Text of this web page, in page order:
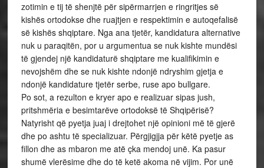
zotimin e tij të shenjtë për sipërmarrjen e ringritjes së
kishës ortodokse dhe ruajtjen e respektimin e autoqefalisë
së kishës shqiptare. Nga ana tjetër, kandidatura alternative
nuk u paraqitën, por u argumentua se nuk kishte mundësi
të gjendej një kandidaturë shqiptare me kualifikimin e
nevojshëm dhe se nuk kishte ndonjë ndryshim gjetja e
ndonjë kandidature tjetër serbe, ruse apo bullgare.
Po sot, a rezulton e kryer apo e realizuar sipas jush,
pritshmëria e besimtarëve ortodoksë të Shqipërisë?
Natyrisht që pyetja juaj i drejtohet një opinioni më të gjerë
dhe po ashtu të specializuar. Përgjigjja për këtë pyetje as
fillon dhe as mbaron me atë çka mendoj unë. Ka pasur
shumë vlerësime dhe do të ketë akoma në vijim. Por unë